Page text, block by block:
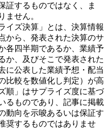
証するものではなく、ま
ません。
イズ決算」とは、決算情報
から、発表された決算のサ
各四半期であるか、業績予
か、及びそこで発表された
に公表した業績予想・配当
比較を数値化し判定）が高
順」はサプライズ度に基づ
るものであり、記事に掲載
動向を示唆あるいは保証す
奨するものではありませ